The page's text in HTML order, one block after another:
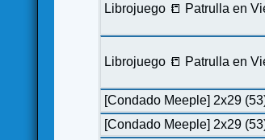
Librojuego 📒 Patrulla en
Librojuego 📒 Patrulla en
[Condado Meeple] 2x29
[Condado Meeple] 2x29